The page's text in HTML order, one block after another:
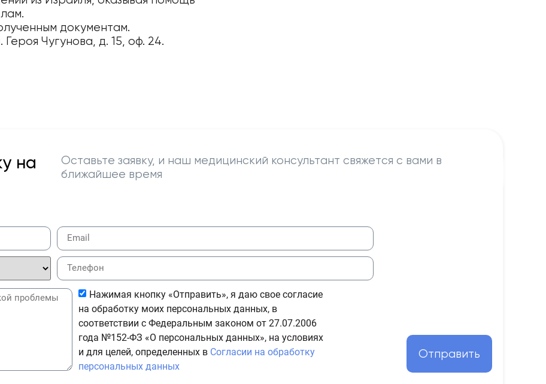
документам.
Чугунова, д. 15, оф. 24.
на
Оставьте заявку, и наш медицинский консультант свяжется с вами в
ближайшее время
Нажимая кнопку «Отправить», я даю свое согласие
на обработку моих персональных данных, в
соответствии с Федеральным законом от 27.07.2006
года №152-ФЗ «О персональных данных», на условиях
и для целей, определенных в Согласии на обработку
персональных данных
Отправить